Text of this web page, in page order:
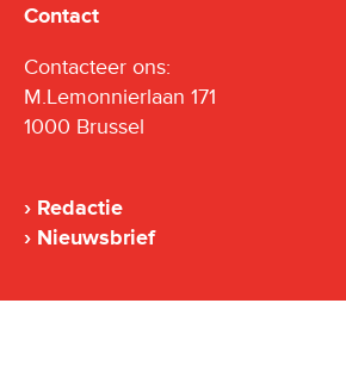
Contact
Contacteer ons:
M.Lemonnierlaan 171
1000 Brussel
Redactie
Nieuwsbrief